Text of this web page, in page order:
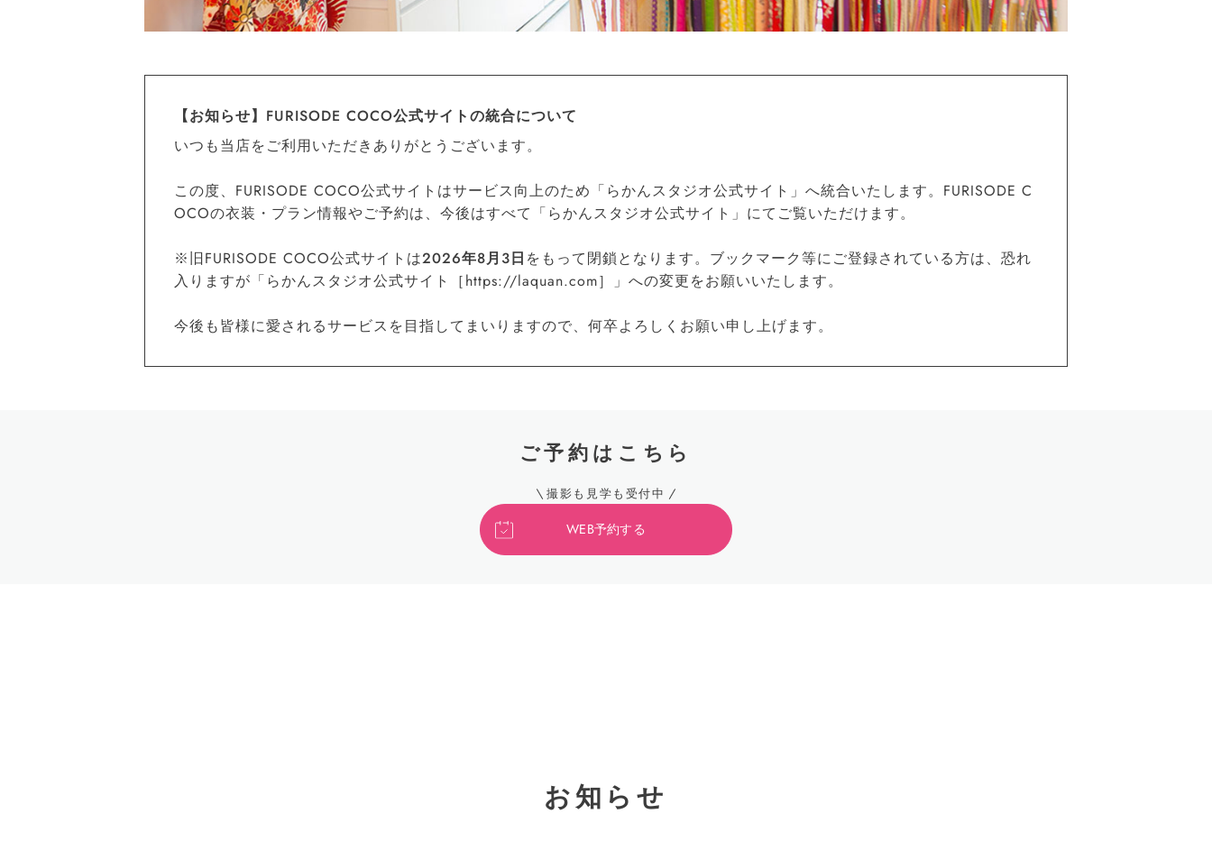
【お知らせ】FURISODE COCO公式サイトの統合について
いつも当店をご利用いただきありがとうございます。
この度、FURISODE COCO公式サイトはサービス向上のため「らかんスタジオ公式サイト」へ統合いたします。FURISODE C
OCOの衣装・プラン情報やご予約は、今後はすべて「らかんスタジオ公式サイト」にてご覧いただけます。
※旧FURISODE COCO公式サイトは2026年8月3日 をもって閉鎖となります。ブックマーク等にご登録されている方は、恐れ
入りますが「らかんスタジオ公式サイト［https://laquan.com］」への変更をお願いいたします。
今後も皆様に愛されるサービスを目指してまいりますので、何卒よろしくお願い申し上げます。
ご予約はこちら
撮影も見学も受付中
WEB予約する
お知らせ